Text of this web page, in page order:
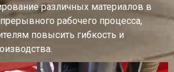
различных материалов в
рабочего процесса,
повысить гибкость и